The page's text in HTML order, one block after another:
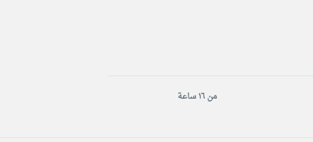
من ١٦ ساعة